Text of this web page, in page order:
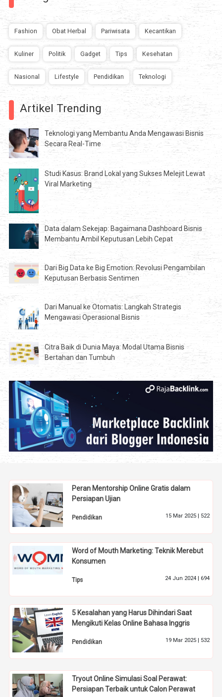
Fashion Obat Herbal Pariwisata Kecantikan
Kuliner Politik Gadget Tips Kesehatan
Nasional Lifestyle Pendidikan Teknologi
Artikel Trending
Teknologi yang Membantu Anda Mengawasi Bisnis
Secara Real-Time
Studi Kasus: Brand Lokal yang Sukses Melejit Lewat
Viral Marketing
Data dalam Sekejap: Bagaimana Dashboard Bisnis
Membantu Ambil Keputusan Lebih Cepat
Dari Big Data ke Big Emotion: Revolusi Pengambilan
Keputusan Berbasis Sentimen
Dari Manual ke Otomatis: Langkah Strategis
Mengawasi Operasional Bisnis
Citra Baik di Dunia Maya: Modal Utama Bisnis
Bertahan dan Tumbuh
Peran Mentorship Online Gratis dalam
Persiapan Ujian
Pendidikan 15 Mar 2025 | 522
Word of Mouth Marketing: Teknik Merebut
Konsumen
Tips 24 Jun 2024 | 694
5 Kesalahan yang Harus Dihindari Saat
Mengikuti Kelas Online Bahasa Inggris
Pendidikan 19 Mar 2025 | 532
Tryout Online Simulasi Soal Perawat:
Persiapan Terbaik untuk Calon Perawat